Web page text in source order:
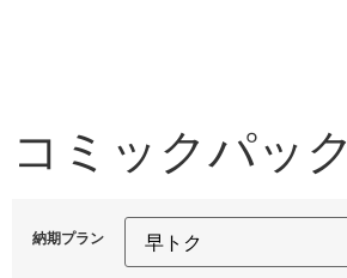
コミックパック
納期プラン